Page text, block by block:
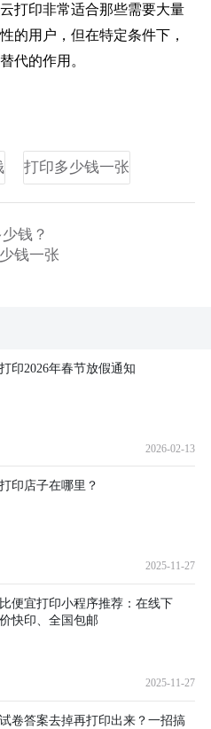
打印非常适合那些需要大量
的用户，但在特定条件下，
代的作用。
打印多少钱一张
钱？
钱一张
印2026年春节放假通知
2026-02-13
印店子在哪里？
2025-11-27
便宜打印小程序推荐：在线下
快印、全国包邮
2025-11-27
卷答案去掉再打印出来？一招搞